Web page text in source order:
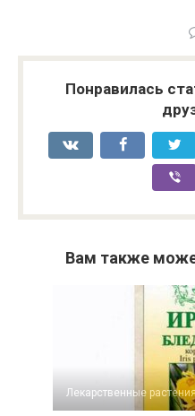
Понравилась
Вам также
Лекарственные растения